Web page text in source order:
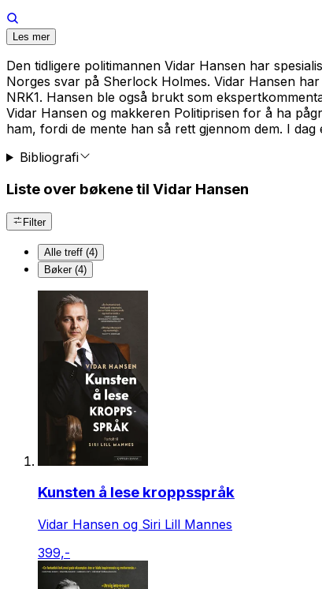
Les mer
Den tidligere politimannen Vidar Hansen har
Norges svar på Sherlock Holmes. Vidar Hansen
NRK1. Hansen ble også brukt som
Vidar Hansen og makkeren Politiprisen for å ha
ham, fordi de mente han så rett gjennom dem. I
Bibliografi
Liste over bøkene til Vidar Hansen
Filter
Alle treff (4)
Bøker (4)
Kunsten å lese kroppsspråk
Vidar Hansen og Siri Lill Mannes
399,-